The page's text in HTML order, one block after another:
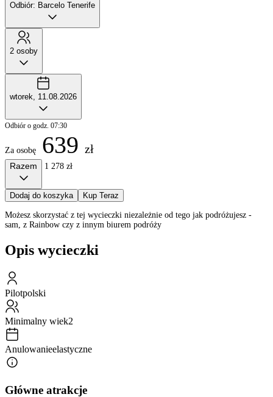
Odbiór: Barcelo Tenerife
2 osoby
wtorek, 11.08.2026
Odbiór o godz. 07:30
Za osobę 639 zł
Razem 1 278 zł
Dodaj do koszyka Kup Teraz
Możesz skorzystać z tej wycieczki niezależnie od tego jak podróżujesz -
sam, z Rainbow czy z innym biurem podróży
Opis wycieczki
Pilotpolski
Minimalny wiek2
Anulowanieelastyczne
Główne atrakcje